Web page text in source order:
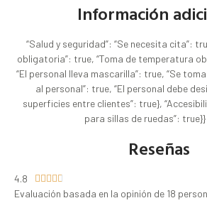
Información
“Salud y seguridad”: “Se necesita cita”:
obligatoria”: true, “Toma de temperatura
“El personal lleva mascarilla”: true, “Se
al personal”: true, “El personal debe
superficies entre clientes”: true},
para sillas de ruedas”: true}}
Reseñas
4.8     
Evaluación basada en la opinión de 18